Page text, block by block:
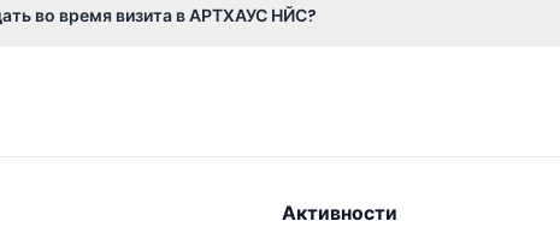
во время визита в АРТХАУС НЙС?
Активности